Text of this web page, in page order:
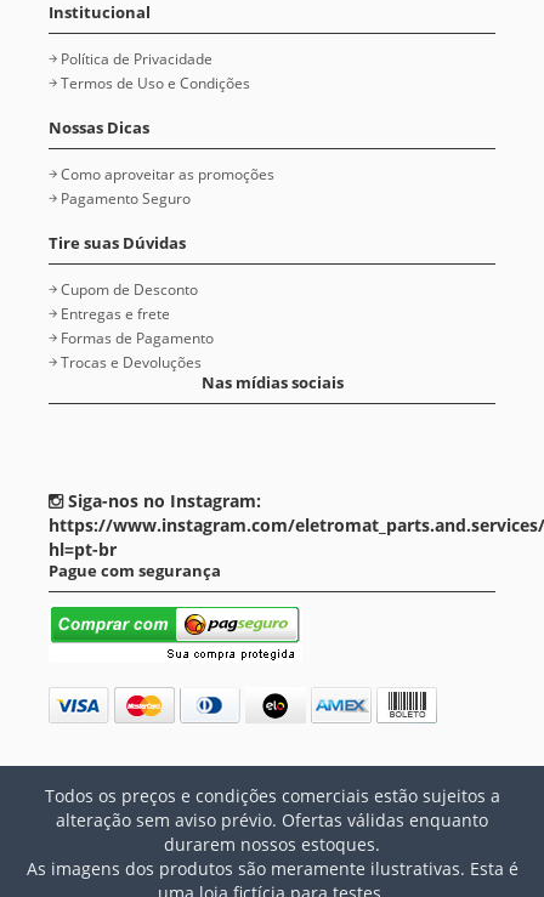
Institucional
Política de Privacidade
Termos de Uso e Condições
Nossas Dicas
Como aproveitar as promoções
Pagamento Seguro
Tire suas Dúvidas
Cupom de Desconto
Entregas e frete
Formas de Pagamento
Trocas e Devoluções
Nas mídias sociais
Siga-nos no Instagram:
https://www.instagram.com/
hl=pt-br
Pague com segurança
Todos os preços e condições comerciais estão sujeitos a
alteração sem aviso prévio. Ofertas válidas enquanto
durarem nossos estoques.
As imagens dos produtos são meramente ilustrativas. Esta é